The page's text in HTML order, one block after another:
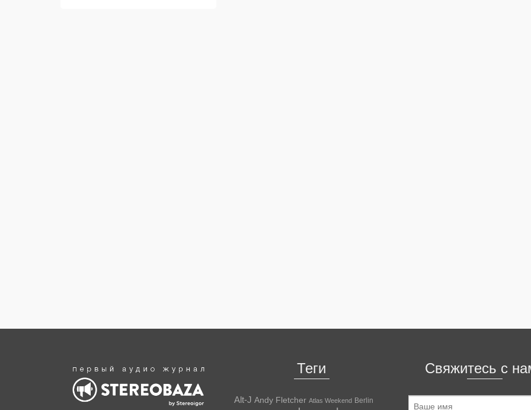
Теги
Alt-J Andy Fletcher Atlas Weekend Berlin
Свяжитесь с